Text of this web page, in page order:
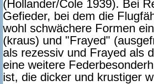
(Hollander/Cole 1939). Bei
Gefieder, bei dem die
wohl schwächere Formen
(kraus) und "Frayed"
als rezessiv und Frayed als
eine weitere
ist, die dicker und krustiger